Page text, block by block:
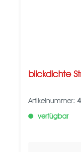
blickdichte
Artikelnummer:
verfügbar